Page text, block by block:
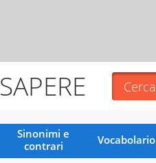
SAPERE
Sinonimi e
contrari
Vocabolario